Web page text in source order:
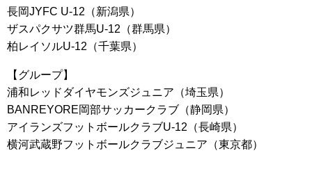
長岡JYFC U-12（新潟県）
ザスパクサツ群馬U-12（群馬県）
柏レイソルU-12（千葉県）
【グループ】
浦和レッドダイヤモンズジュニア（埼玉県）
BANREYORE岡部サッカークラブ（静岡県）
アイランズフットボールクラブU-12（長崎県）
横河武蔵野フットボールクラブジュニア（東京都）